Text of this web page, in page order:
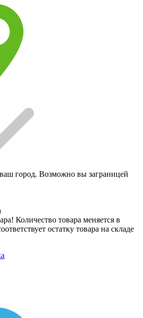
город. Возможно вы заграницей
Количество товара меняется в
остатку товара на складе